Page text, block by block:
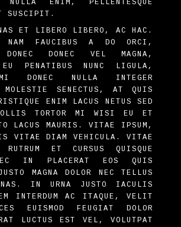
NULLA ENIM, PELLENTESQUE
SUSCIPIT.
ET LIBERO LIBERO, AC HAC.
NAM FAUCIBUS A DO ORCI,
DONEC VEL MAGNA,
PENATIBUS NUNC LIGULA,
DONEC NULLA INTEGER
MOLESTIE SENECTUS, AT QUIS
ENIM LACUS NETUS SED
TORTOR MI WISI EU ET
LACUS MAURIS. VITAE IPSUM,
VITAE DIAM VEHICULA. VITAE
ET CURSUS QUISQUE
IN PLACERAT EOS QUIS
MAGNA DOLOR NEC TELLUS
IN URNA JUSTO IACULIS
INTERDUM AC ITAQUE, VELIT
EUISMOD FEUGIAT DOLOR
LUCTUS EST VEL, VOLUTPAT